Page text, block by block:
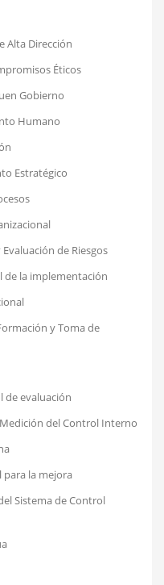
Alta Dirección
Éticos
Gobierno
Humano
Estratégico
de Riesgos
de la implementación
y Toma de
de evaluación
del Control Interno
para la mejora
Sistema de Control